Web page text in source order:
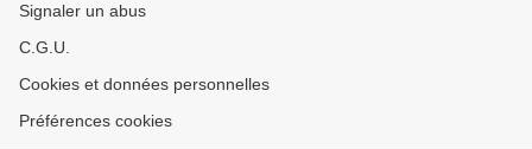
Signaler un abus
C.G.U.
Cookies et données personnelles
Préférences cookies